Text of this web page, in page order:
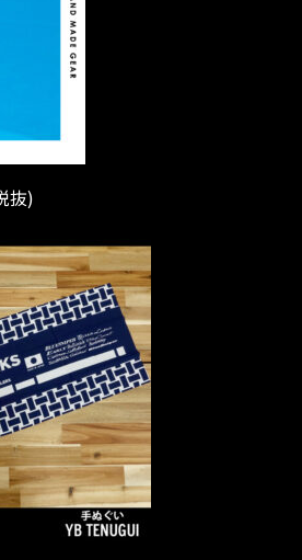
抜)